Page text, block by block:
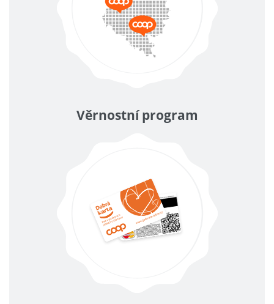
Věrnostní program